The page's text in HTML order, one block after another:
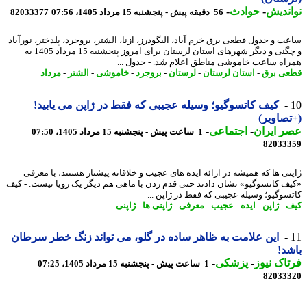
-حوادث -56 دقیقه پیش - پنجشنبه 15 مرداد 1405، 07:56 82033377
و جدول قطعی برق خرم آباد، الیگودرز، ازنا، الشتر، بروجرد، پلدختر، نورآباد
و چگنی و دیگر شهرهای استان لرستان برای امروز پنجشنبه 15 مرداد 1405 به
ساعت خاموشی مناطق اعلام شد. - جدول ...
برق - استان لرستان-لرستان-بروجرد-خاموشی-الشتر-مرداد
کیف کاتسوگیو؛ وسیله عجیبی که فقط در ژاپن می یابید!
ایران- اجتماعی-1 ساعت پیش - پنجشنبه 15 مرداد 1405، 07:50
ها که همیشه در ارائه ایده های عجیب و خلاقانه پیشتاز هستند، با معرفی
کاتسوگیو» نشان دادند حتی قدم زدن با ماهی هم دیگر یک رویا نیست. - کیف
وسیله عجیبی که فقط در ژاپن ...
-ژاپن- ایده -عجیب-معرفی-ژاپنی ها- ژاپنی
این علامت به ظاهر ساده در گلو، می تواند زنگ خطر سرطان
نیوز-پزشکی-1 ساعت پیش - پنجشنبه 15 مرداد 1405، 07:25